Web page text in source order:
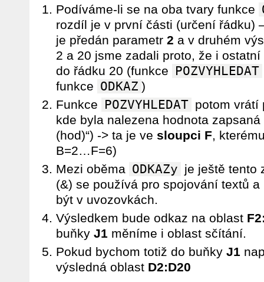
Podíváme-li se na oba tvary funkce
rozdíl je v první části (určení řádku)
je předán parametr 2 a v druhém
2 a 20 jsme zadali proto, že i
do řádku 20 (funkce
POZVYHLEDAT
funkce ODKAZ )
Funkce
POZVYHLEDAT potom
kde byla nalezena hodnota
(hod)“) -> ta je ve sloupci F,
B=2…F=6)
Mezi oběma ODKAZy je ještě tento
(&) se používá pro spojování textů
být v uvozovkách.
Výsledkem bude odkaz na oblast
buňky J1 měníme i oblast sčítání.
Pokud bychom totiž do buňky J1
výsledná oblast D2:D20